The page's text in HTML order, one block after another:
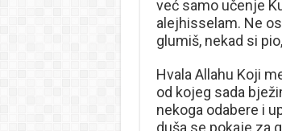
već samo učenje
alejhisselam. Ne
glumiš, nekad si
Hvala Allahu Koji
od kojeg sada
nekoga odabere i
duša se pokaje za